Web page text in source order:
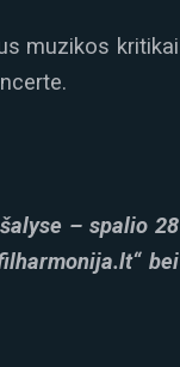
muzikos kritikai
– spalio 28
bei